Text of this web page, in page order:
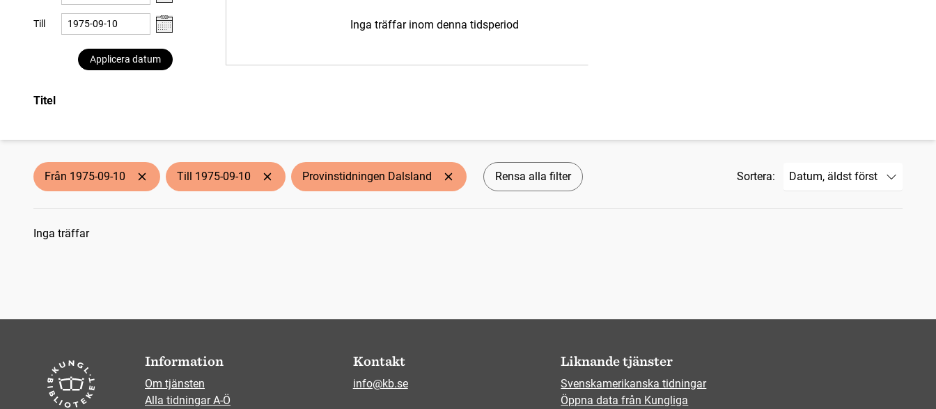
Till
Applicera datum
Inga träffar inom denna tidsperiod
Titel
Från 1975-09-10 Till 1975-09-10 Provinstidningen Dalsland Rensa alla filter Sortera:
Sökresultat
Inga träffar
Information
Om tjänsten
Alla tidningar A-Ö
Kontakt
info@kb.se
Liknande tjänster
Svenskamerikanska tidningar
Öppna data från Kungliga